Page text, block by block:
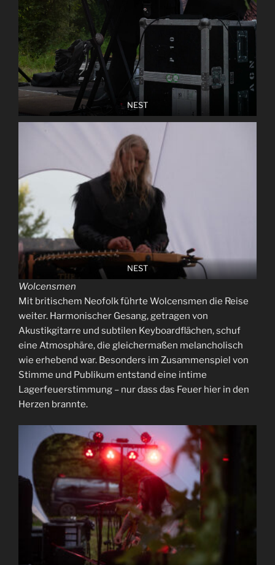
NEST
NEST
Wolcensmen
Mit britischem Neofolk führte Wolcensmen die Reise
weiter. Harmonischer Gesang, getragen von
Akustikgitarre und subtilen Keyboardflächen, schuf
eine Atmosphäre, die gleichermaßen melancholisch
wie erhebend war. Besonders im Zusammenspiel von
Stimme und Publikum entstand eine intime
Lagerfeuerstimmung – nur dass das Feuer hier in den
Herzen brannte.